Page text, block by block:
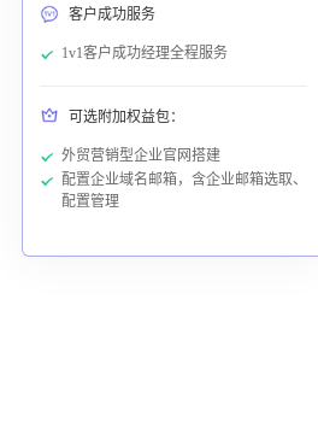
客户成功服务
1v1客户成功经理全程服务
可选附加权益包：
外贸营销型企业官网搭建
配置企业域名邮箱，含企业邮箱选取、
配置管理